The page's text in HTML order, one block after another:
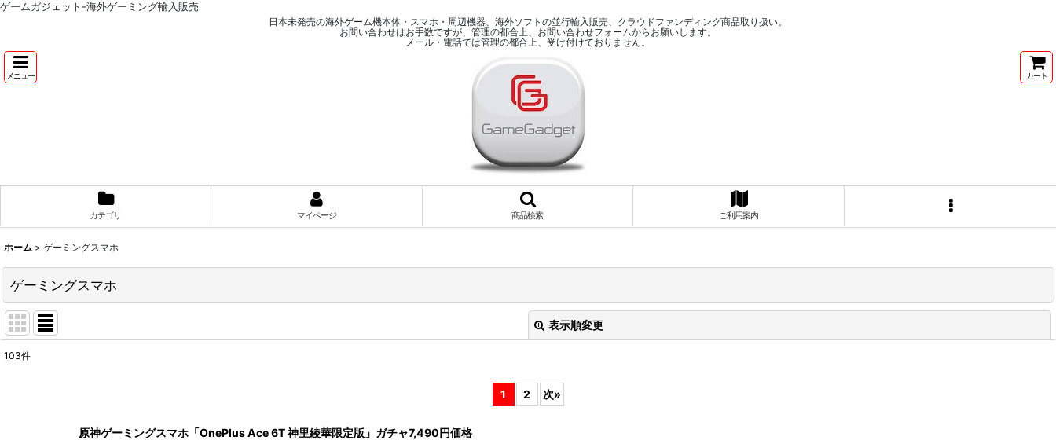
ゲームガジェット-海外ゲーミング輸入販売
日本未発売の海外ゲーム機本体・スマホ・周辺機器、海外ソフトの並行輸入販売、クラウドファンディング商品取り扱い。
お問い合わせはお手数ですが、管理の都合上、お問い合わせフォームからお願いします。
メール・電話では管理の都合上、受け付けておりません。
メニュー カート
カテゴリ マイページ 商品検索 ご利用案内
ホーム > ゲーミングスマホ
ゲーミングスマホ
表示順変更
103件
1 2 次»
原神ゲーミングスマホ「OnePlus Ace 6T 神里綾華限定版」ガチャ7,490円価格